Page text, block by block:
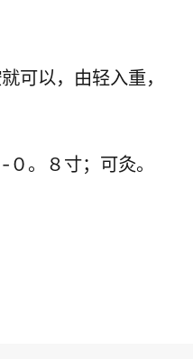
可以，由轻入重，
０。８寸；可灸。